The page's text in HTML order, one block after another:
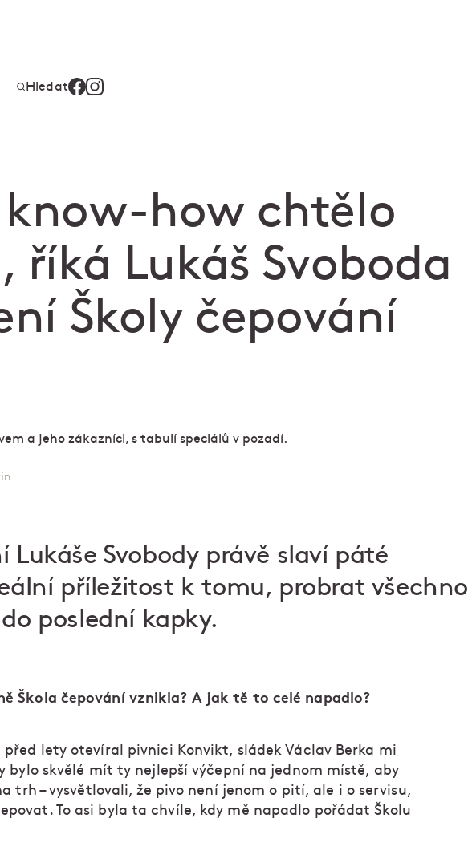
Hledat
know-how chtělo
říká Lukáš Svoboda
Školy čepování
Lukáše Svobody právě slaví páté
příležitost k tomu, probrat všechno
poslední kapky.
Škola čepování vznikla? A jak tě to celé napadlo?
před lety otevíral pivnici Konvikt, sládek Václav Berka mi
bylo skvělé mít ty nejlepší výčepní na jednom místě, aby
trh – vysvětlovali, že pivo není jenom o pití, ale i o servisu,
To asi byla ta chvíle, kdy mě napadlo pořádat Školu